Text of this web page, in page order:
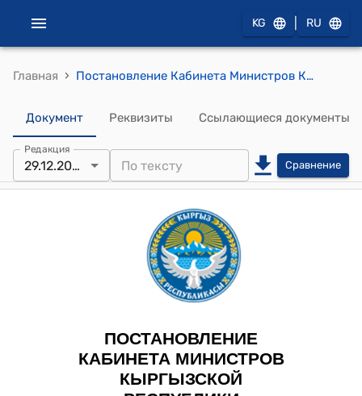
KG RU
Главная › Постановление Кабинета Министров КР от 29 декабря 2023 года № 733 "О вопросах нотариальной деятельности"
Документ Реквизиты Ссылающиеся документы
Редакция
29.12.2023 Сравнение